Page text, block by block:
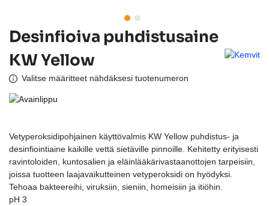
Desinfioiva puhdistusaine
KW Yellow
Valitse määritteet nähdäksesi tuotenumeron
Vetyperoksidipohjainen käyttövalmis KW Yellow puhdistus- ja
desinfiointiaine kaikille vettä sietäville pinnoille. Kehitetty erityisesti
ravintoloiden, kuntosalien ja eläinlääkärivastaanottojen tarpeisiin,
joissa tuotteen laajavaikutteinen vetyperoksidi on hyödyksi.
Tehoaa bakteereihi, viruksiin, sieniin, homeisiin ja itiöhin.
pH 3